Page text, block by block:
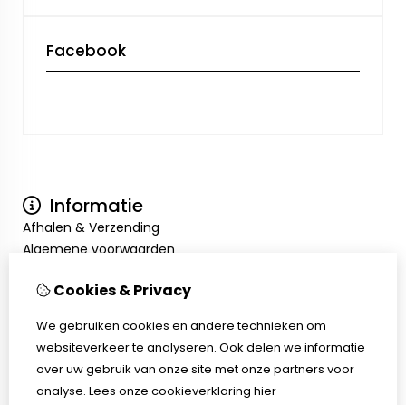
Facebook
Informatie
Afhalen & Verzending
Algemene voorwaarden
Mijn account
Bestelhistorie
Verlanglijst
Klantenservice
Contact
Cookies & Privacy
We gebruiken cookies en andere technieken om
websiteverkeer te analyseren. Ook delen we informatie
over uw gebruik van onze site met onze partners voor
analyse. Lees onze cookieverklaring hier